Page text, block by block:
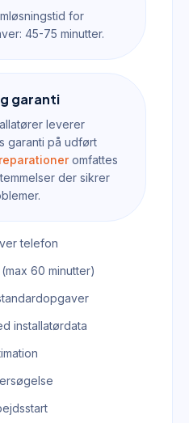
for
45-75 minutter.
garanti
leverer
garanti på udført
omfattes
der sikrer
telefon
60 minutter)
installatørdata